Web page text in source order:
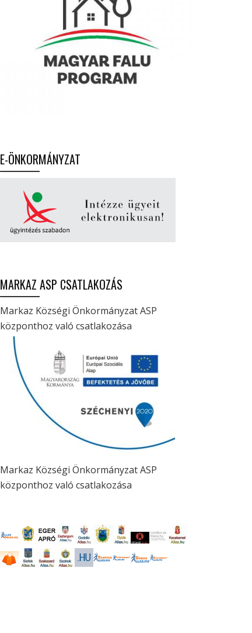
E-ÖNKORMÁNYZAT
MARKAZ ASP CSATLAKOZÁS
Markaz Községi Önkormányzat ASP
központhoz való csatlakozása
Markaz Községi Önkormányzat ASP
központhoz való csatlakozása